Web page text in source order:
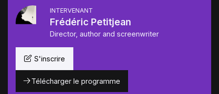
INTERVENANT
Frédéric Petitjean
Director, author and screenwriter
S'inscrire
Télécharger le programme